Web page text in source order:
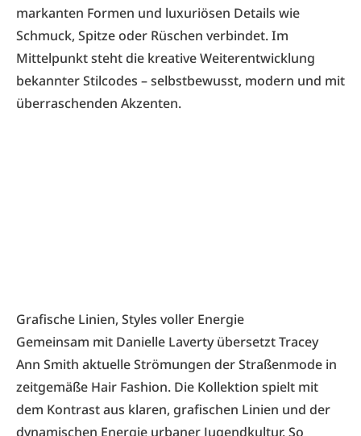
markanten Formen und luxuriösen Details wie
Schmuck, Spitze oder Rüschen verbindet. Im
Mittelpunkt steht die kreative Weiterentwicklung
bekannter Stilcodes – selbstbewusst, modern und mit
überraschenden Akzenten.
Grafische Linien, Styles voller Energie
Gemeinsam mit Danielle Laverty übersetzt Tracey
Ann Smith aktuelle Strömungen der Straßenmode in
zeitgemäße Hair Fashion. Die Kollektion spielt mit
dem Kontrast aus klaren, grafischen Linien und der
dynamischen Energie urbaner Jugendkultur. So